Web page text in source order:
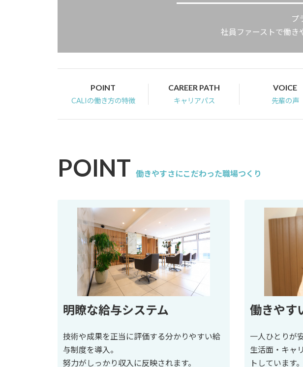
プ
社員ファーストで働き
POINT
CALIの働き方の特徴
CAREER PATH
キャリアパス
VOICE
先輩の声
POINT 働きやすさにこだわった職場つくり
明瞭な給与システム
技術や成果を正当に評価する分かりやすい給
与制度を導入。
努力がしっかり収入に反映されます。
働きやす
一人ひとりが
生活面・キャ
トしています。